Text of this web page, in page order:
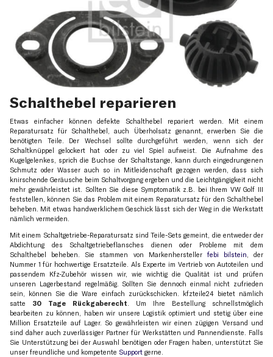
Schalthebel reparieren
Etwas einfacher können defekte Schalthebel repariert werden. Mit einem
Reparatursatz für Schalthebel, auch Überholsatz genannt, erwerben Sie die
benötigten Teile. Der Wechsel sollte durchgeführt werden, wenn sich der
Schaltknüppel gelockert hat oder zu viel Spiel aufweist. Die Aufnahme des
Kugelgelenkes, sprich die Buchse der Schaltstange, kann durch eingedrungenen
Schmutz oder Wasser auch so in Mitleidenschaft gezogen werden, dass sich
knirschende Geräusche beim Schaltvorgang ergeben und die Leichtgängigkeit nicht
mehr gewährleistet ist. Sollten Sie diese Symptomatik z.B. bei Ihrem VW Golf III
feststellen, können Sie das Problem mit einem Reparatursatz für den Schalthebel
beheben. Mit etwas handwerklichem Geschick lässt sich der Weg in die Werkstatt
nämlich vermeiden.
Mit einem Schaltgetriebe-Reparatursatz sind Teile-Sets gemeint, die entweder der
Abdichtung des Schaltgetriebeflansches dienen oder Probleme mit dem
Schalthebel beheben. Sie stammen von Markenhersteller febi bilstein, der
Nummer 1 für hochwertige Ersatzteile. Als Experte im Vertrieb von Autoteilen und
passendem Kfz-Zubehör wissen wir, wie wichtig die Qualität ist und prüfen
unseren Lagerbestand regelmäßig. Sollten Sie dennoch einmal nicht zufrieden
sein, können Sie die Ware einfach zurückschicken. kfzteile24 bietet nämlich
satte 30 Tage Rückgaberecht. Um Ihre Bestellung schnellstmöglich
bearbeiten zu können, haben wir unsere Logistik optimiert und stetig über eine
Million Ersatzteile auf Lager. So gewährleisten wir einen zügigen Versand und
sind daher auch zuverlässiger Partner für Werkstätten und Pannendienste. Falls
Sie Unterstützung bei der Auswahl benötigen oder Fragen haben, unterstützt Sie
unser freundliche und kompetente Support gerne.